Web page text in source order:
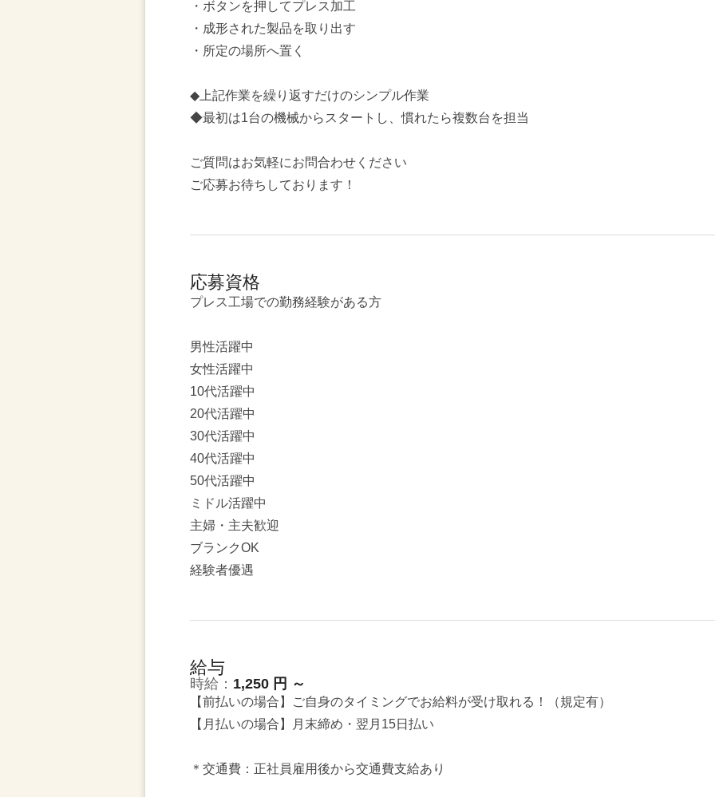
・ボタンを押してプレス加工
・成形された製品を取り出す
・所定の場所へ置く
◆上記作業を繰り返すだけのシンプル作業
◆最初は1台の機械からスタートし、慣れたら複数台を担当
ご質問はお気軽にお問合わせください
ご応募お待ちしております！
応募資格
プレス工場での勤務経験がある方
男性活躍中
女性活躍中
10代活躍中
20代活躍中
30代活躍中
40代活躍中
50代活躍中
ミドル活躍中
主婦・主夫歓迎
ブランクOK
経験者優遇
給与
時給： 1,250 円 ～
【前払いの場合】ご自身のタイミングでお給料が受け取れる！（規定有）
【月払いの場合】月末締め・翌月15日払い
＊交通費：正社員雇用後から交通費支給あり